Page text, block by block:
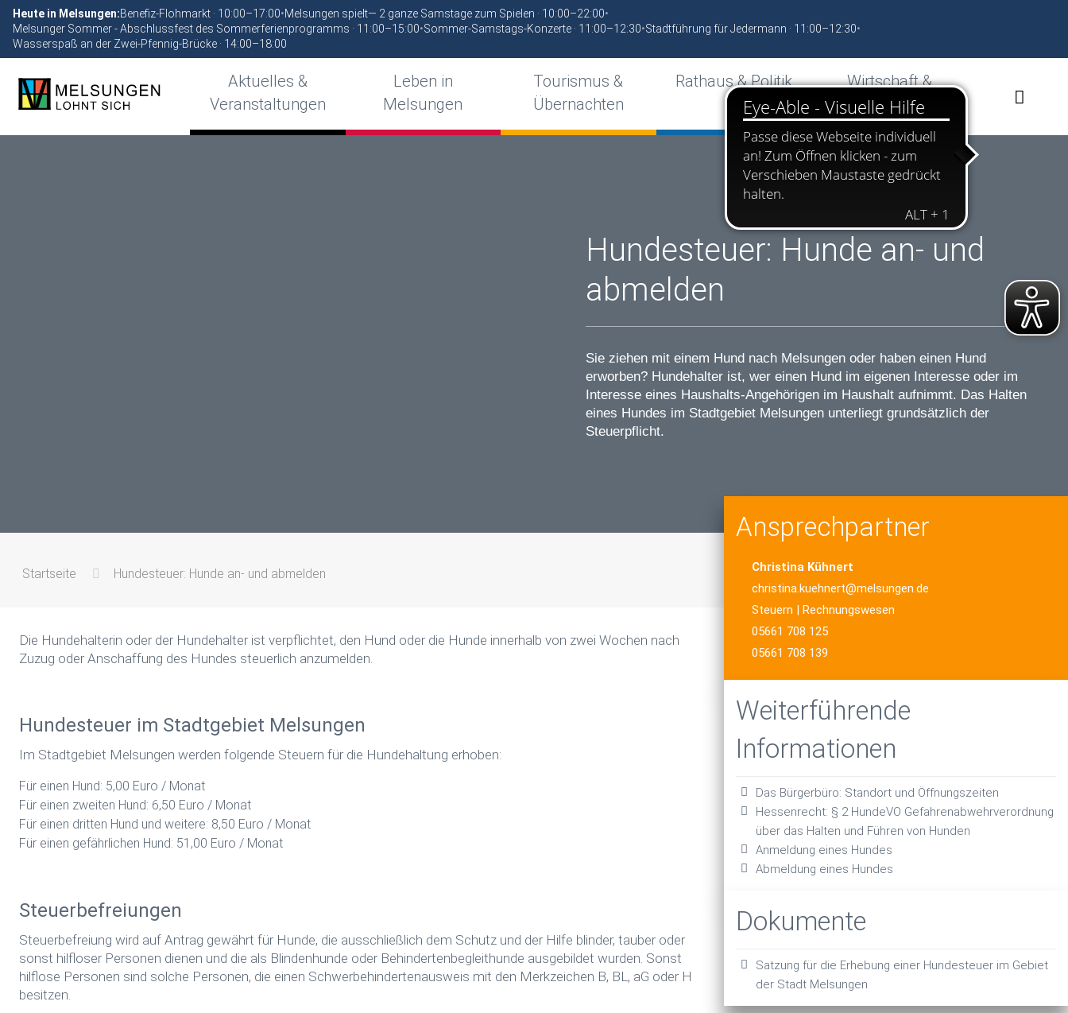
Heute in Melsungen:Benefiz-Flohmarkt · 10:00–17:00•Melsungen spielt— 2 ganze Samstage zum Spielen · 10:00–22:00•
Melsunger Sommer - Abschlussfest des Sommerferienprogramms · 11:00–15:00•Sommer-Samstags-Konzerte · 11:00–12:30•Stadtführung für Jedermann · 11:00–12:30•
Wasserspaß an der Zwei-Pfennig-Brücke · 14:00–18:00
Aktuelles &
Veranstaltungen
Leben in
Melsungen
Tourismus &
Übernachten
Rathaus & Politik
Wirtschaft &
Standort
Hundesteuer: Hunde an- und
abmelden
Sie ziehen mit einem Hund nach Melsungen oder haben einen Hund
erworben? Hundehalter ist, wer einen Hund im eigenen Interesse oder im
Interesse eines Haushalts-Angehörigen im Haushalt aufnimmt. Das Halten
eines Hundes im Stadtgebiet Melsungen unterliegt grundsätzlich der
Steuerpflicht.
Startseite Hundesteuer: Hunde an- und abmelden
Die Hundehalterin oder der Hundehalter ist verpflichtet, den Hund oder die Hunde innerhalb von zwei Wochen nach
Zuzug oder Anschaffung des Hundes steuerlich anzumelden.
Hundesteuer im Stadtgebiet Melsungen
Im Stadtgebiet Melsungen werden folgende Steuern für die Hundehaltung erhoben:
Für einen Hund: 5,00 Euro / Monat
Für einen zweiten Hund: 6,50 Euro / Monat
Für einen dritten Hund und weitere: 8,50 Euro / Monat
Für einen gefährlichen Hund: 51,00 Euro / Monat
Steuerbefreiungen
Steuerbefreiung wird auf Antrag gewährt für Hunde, die ausschließlich dem Schutz und der Hilfe blinder, tauber oder
sonst hilfloser Personen dienen und die als Blindenhunde oder Behindertenbegleithunde ausgebildet wurden. Sonst
hilflose Personen sind solche Personen, die einen Schwerbehindertenausweis mit den Merkzeichen B, BL, aG oder H
besitzen.
Ansprechpartner
Christina Kühnert
christina.kuehnert@melsungen.de
Steuern | Rechnungswesen
05661 708 125
05661 708 139
Weiterführende
Informationen
Das Bürgerbüro: Standort und Öffnungszeiten
Hessenrecht: § 2 HundeVO Gefahrenabwehrverordnung
über das Halten und Führen von Hunden
Anmeldung eines Hundes
Abmeldung eines Hundes
Dokumente
Satzung für die Erhebung einer Hundesteuer im Gebiet
der Stadt Melsungen